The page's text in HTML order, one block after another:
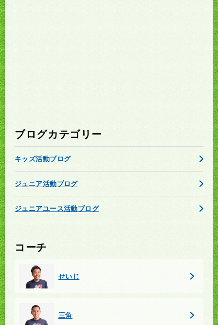
ブログカテゴリー
キッズ活動ブログ
ジュニア活動ブログ
ジュニアユース活動ブログ
コーチ
せいじ
三角